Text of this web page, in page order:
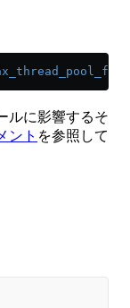
ルに影響するそ
ント を参照して